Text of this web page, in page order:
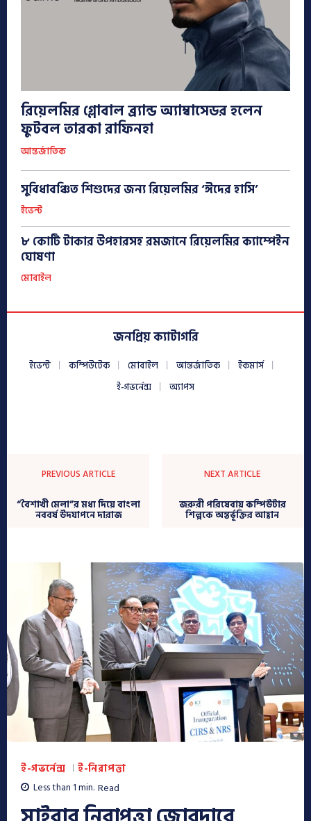
রিয়েলমির গ্লোবাল ব্র্যান্ড অ্যাম্বাসেডর হলেন
ফুটবল তারকা রাফিনহা
আন্তর্জাতিক
সুবিধাবঞ্চিত শিশুদের জন্য রিয়েলমির ‘ঈদের হাসি’
ইভেন্ট
৮ কোটি টাকার উপহারসহ রমজানে রিয়েলমির ক্যাম্পেইন
ঘোষণা
মোবাইল
জনপ্রিয় ক্যাটাগরি
ইভেন্ট কম্পিউটেক মোবাইল আন্তর্জাতিক
ইকমার্স
ই-গভর্নেন্স
অ্যাপস
PREVIOUS ARTICLE
“বৈশাখী মেলা”র মধ্য দিয়ে বাংলা
নববর্ষ উদযাপনে দারাজ
NEXT ARTICLE
জরুরী পরিষেবায় কম্পিউটার
শিল্পকে অন্তর্ভূক্তির আহ্বান